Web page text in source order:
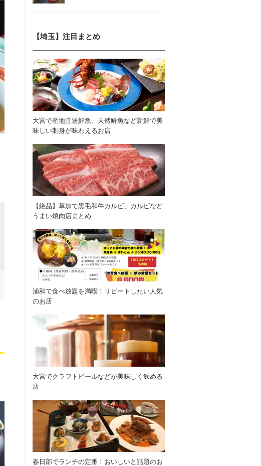
【埼玉】注目まとめ
大宮で産地直送鮮魚、天然鮮魚など新鮮で美
味しい刺身が味わえるお店
【絶品】草加で黒毛和牛カルビ、カルビなど
うまい焼肉店まとめ
浦和で食べ放題を満喫！リピートしたい人気
のお店
大宮でクラフトビールなどが美味しく飲める
店
春日部でランチの定番！おいしいと話題のお